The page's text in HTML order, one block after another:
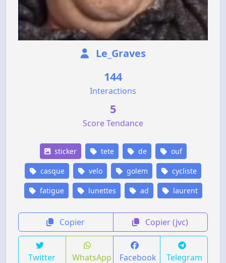
Le_Graves
144
Interactions
5
Score Tendance
sticker tete de ouf
casque velo golem cycliste
fatigue lunettes ad laurent
Copier Copier (jvc)
Twitter WhatsApp Facebook Telegram